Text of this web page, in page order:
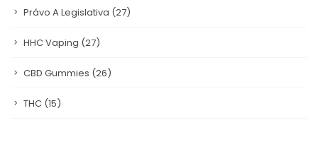
Právo A Legislativa (27)
HHC Vaping (27)
CBD Gummies (26)
THC (15)